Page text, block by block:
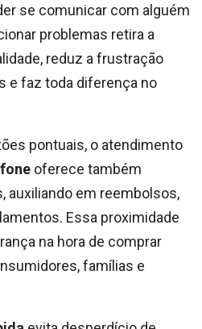
se comunicar com alguém
problemas retira a
reduz a frustração
e faz toda diferença no
pontuais, o atendimento
oferece também
auxiliando em reembolsos,
Essa proximidade
na hora de comprar
famílias e